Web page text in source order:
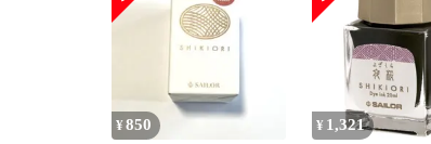
¥850 ¥ 1,321